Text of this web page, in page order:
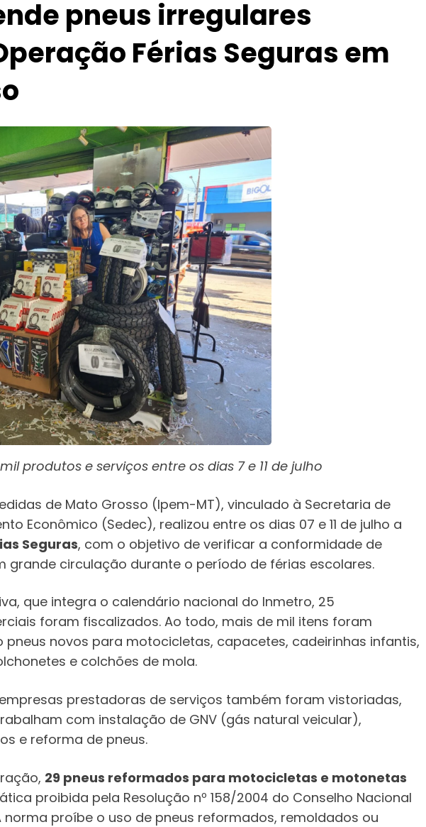
pneus irregulares
Férias Seguras em
produtos e serviços entre os dias 7 e 11 de julho
de Mato Grosso (Ipem-MT), vinculado à Secretaria de
Econômico (Sedec), realizou entre os dias 07 e 11 de julho a
Seguras, com o objetivo de verificar a conformidade de
grande circulação durante o período de férias escolares.
que integra o calendário nacional do Inmetro, 25
foram fiscalizados. Ao todo, mais de mil itens foram
pneus novos para motocicletas, capacetes, cadeirinhas infantis,
e colchões de mola.
prestadoras de serviços também foram vistoriadas,
com instalação de GNV (gás natural veicular),
e reforma de pneus.
29 pneus reformados para motocicletas e motonetas
proibida pela Resolução nº 158/2004 do Conselho Nacional
norma proíbe o uso de pneus reformados, remoldados ou